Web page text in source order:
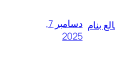
دسامبر 7,